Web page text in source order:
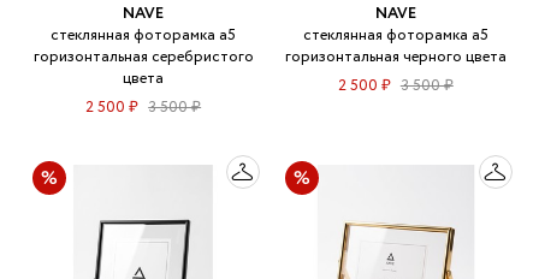
NAVE
стеклянная фоторамка а5
горизонтальная серебристого
цвета
2 500 ₽ 3 500 ₽
NAVE
стеклянная фоторамка а5
горизонтальная черного цвета
2 500 ₽ 3 500 ₽